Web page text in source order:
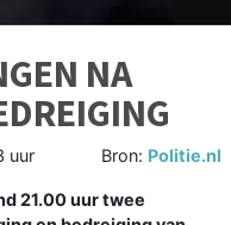
NA
uur Bron: Politie.nl
21.00 uur twee